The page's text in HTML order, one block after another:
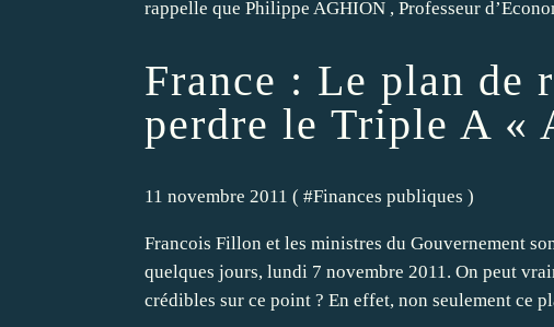
rappelle que Philippe AGHION , Professeur
France : Le plan de
perdre le Triple A «
11 novembre 2011 ( #Finances publiques )
Francois Fillon et les ministres du Gouvernement
quelques jours, lundi 7 novembre 2011. On peut
crédibles sur ce point ? En effet, non seulement ce